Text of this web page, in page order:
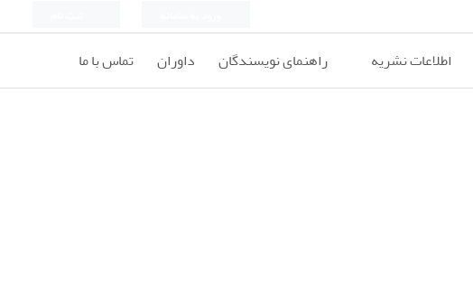
اطلاعات نشریه راهنمای نویسندگان داوران تماس با ما